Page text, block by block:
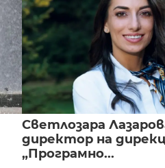
Светлозара
директор на
„Програмно...